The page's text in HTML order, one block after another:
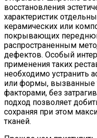
восстановления
характеристик
керамических или
покрывающих
распространенным
дефектов. Особый
применения таких
необходимо устранить
или формы, вызванные
факторами, без
подход позволяет
сохраняя при этом
тканей.